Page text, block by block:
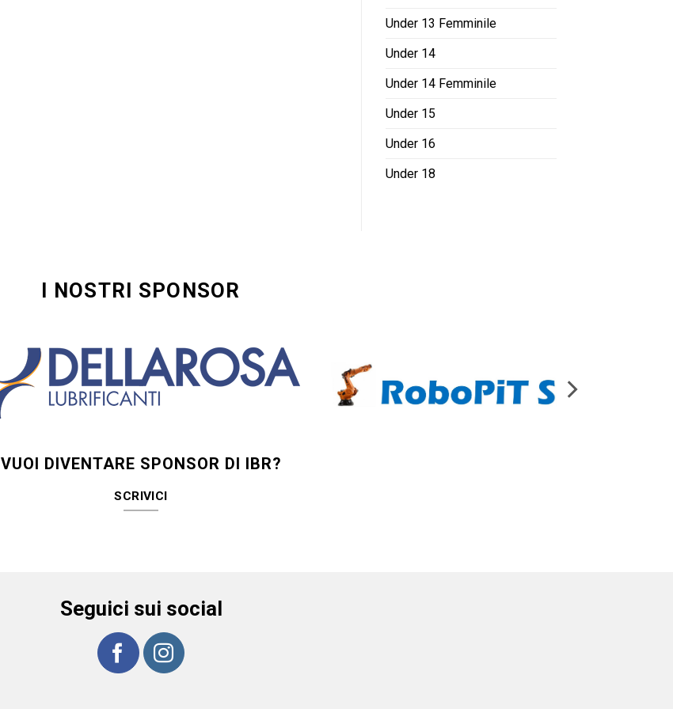
Under 13 Femminile
Under 14
Under 14 Femminile
Under 15
Under 16
Under 18
I NOSTRI SPONSOR
VUOI DIVENTARE SPONSOR DI IBR?
SCRIVICI
Seguici sui social